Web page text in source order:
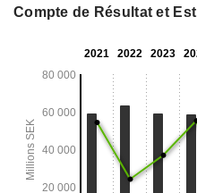
principalement des
Compte de Résultat et